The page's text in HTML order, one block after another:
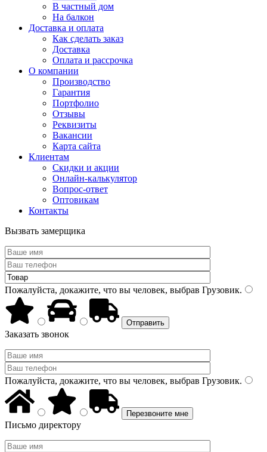
В частный дом
На балкон
Доставка и оплата
Как сделать заказ
Доставка
Оплата и рассрочка
О компании
Производство
Гарантия
Портфолио
Отзывы
Реквизиты
Вакансии
Карта сайта
Клиентам
Скидки и акции
Онлайн-калькулятор
Вопрос-ответ
Оптовикам
Контакты
Вызвать замерщика
Пожалуйста, докажите, что вы человек, выбрав Грузовик.
Заказать звонок
Пожалуйста, докажите, что вы человек, выбрав Грузовик.
Письмо директору